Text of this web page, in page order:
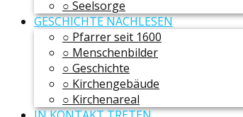
○ Seelsorge
GESCHICHTE NACHLESEN
○ Pfarrer seit 1600
○ Menschenbilder
○ Geschichte
○ Kirchengebäude
○ Kirchenareal